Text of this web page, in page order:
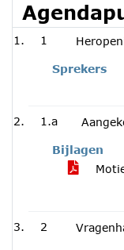
1
Sprekers
1.a
Bijlagen
2